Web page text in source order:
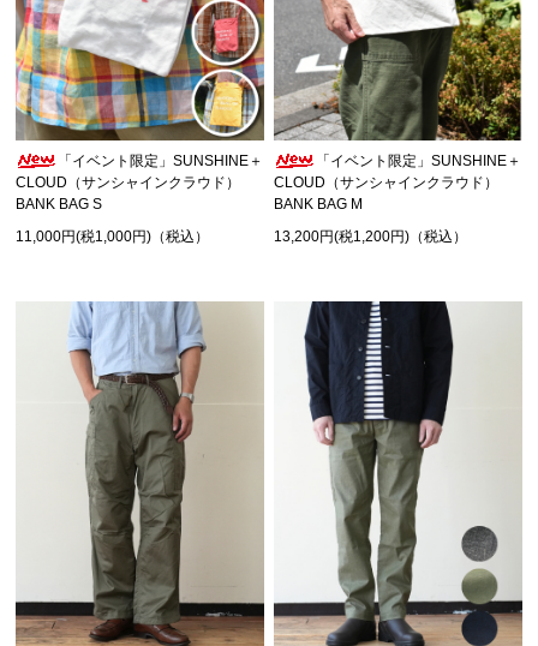
「イベント限定」SUNSHINE＋
CLOUD（サンシャインクラウド）
BANK BAG S
11,000円(税1,000円)（税込）
「イベント限定」SUNSHINE＋
CLOUD（サンシャインクラウド）
BANK BAG M
13,200円(税1,200円)（税込）